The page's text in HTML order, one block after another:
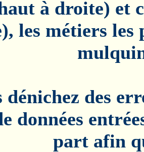
à droite) et
les métiers les
dénichez des
données
part afin